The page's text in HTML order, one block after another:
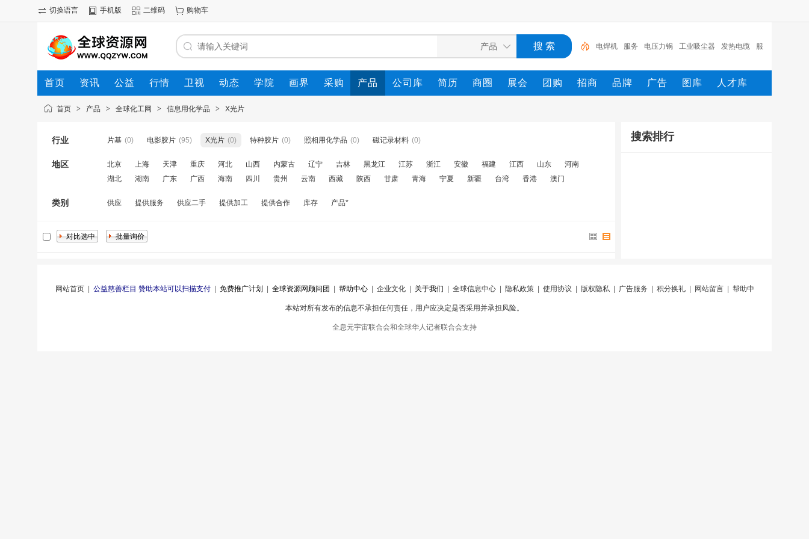
切换语言 手机版 二维码 购物车
电焊机 服务 电压力锅 工业吸尘器 发热电缆 服
装 服装打包机 服务/ 工具 家用电器
首页 资讯 公益 行情 卫视 动态 学院 画界 采购 产品 公司库 简历 商圈 展会 团购 招商 品牌 广告 图库 人才库
首页 > 产品 > 全球化工网 > 信息用化学品 > X光片
行业 片基 (0) 电影胶片 (95) X光片 (0) 特种胶片 (0) 照相用化学品 (0) 磁记录材料 (0)
地区 北京 上海 天津 重庆 河北 山西 内蒙古 辽宁 吉林 黑龙江 江苏 浙江 安徽 福建 江西 山东
河南
湖北
湖南 广东 广西 海南 四川 贵州 云南 西藏 陕西 甘肃 青海 宁夏 新疆 台湾 香港 澳门
类别 供应 提供服务 供应二手 提供加工 提供合作 库存 产品*
搜索排行
网站首页| 公益慈善栏目 赞助本站可以扫描支付| 免费推广计划 全球资源网顾问团 帮助中心| 企业文化| 关于我们 全球信息中心| 隐私政策| 使用协议 版权隐私| 广告服务 积分换礼| 网站留言| 帮助中
心|违规举报
本站对所有发布的信息不承担任何责任，用户应决定是否采用并承担风险。
全息元宇宙联合会和全球华人记者联合会支持